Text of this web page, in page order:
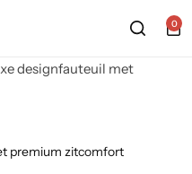
0
designfauteuil met
premium zitcomfort